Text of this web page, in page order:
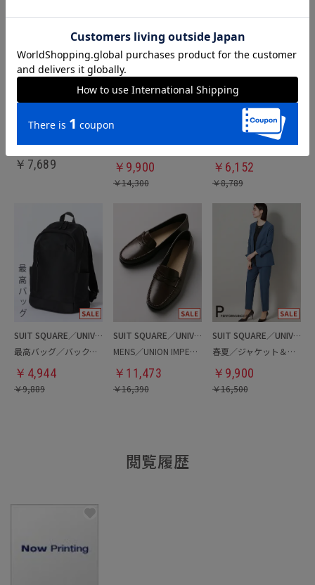
SUIT SQUARE／UNIVERSAL LANGUAGE
春夏／涼しい最高パンツ
￥ 7,689
通年／ジャケット＆パンツセットアップ／洗濯ネット付き
￥ 9,900
￥14,300
春夏／テーパードパンツ
￥ 6,152
￥8,789
SUIT SQUARE／UNIVERSAL LANGUAGE
最高バッグ／バックパック
￥ 4,944
￥9,889
SUIT SQUARE／UNIVERSAL LANGUAGE
MENS／UNION IMPERIAL監修／コインローファー
￥ 11,473
￥16,390
SUIT SQUARE／UNIVERSAL LANGUAGE／WHITE
春夏／ジャケット＆パンツセットアップ／洗濯ネット付き
￥ 9,900
￥16,500
閲覧履歴